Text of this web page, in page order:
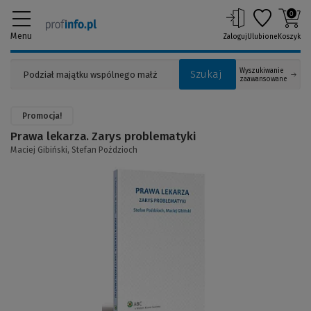
Menu
Szukaj
Wyszukiwanie
zaawansowane
ZalogujUlubione
0
Koszyk
Promocja!
Prawa lekarza. Zarys problematyki
Maciej Gibiński, Stefan Poździoch